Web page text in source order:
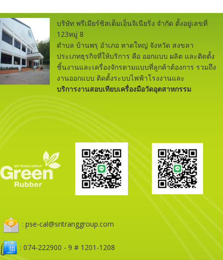
บริษัท พรีเมียร์ซิสเต็มเอ็นจิเนียริ่ง จำกัด ตั้งอยู่เลขที่
123หมู่ 8
ตำบล บ้านพรุ อำเภอ หาดใหญ่ จังหวัด สงขลา
ประเภทธุรกิจที่ให้บริการ คือ ออกแบบ ผลิต และติดตั้ง
ชิ้นงานและเครื่องจักรตามแบบที่ลูกค้าต้องการ รวมถึง
งานออกแบบ ติดตั้งระบบไฟฟ้าโรงงานและ
บริการงานสอบเทียบเครื่องมือวัดอุตสาหกรรม
: pse-cal@sritranggroup.com
: 074-222900 - 9 # 1201-1208